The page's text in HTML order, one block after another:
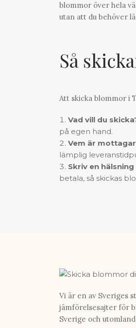
blommor över hela
utan att du behöver
Så
Att skicka blommor i
Vad vill du
på egen hand.
Vem är
lämplig
Skriv en hälsning
betala, så skickas
Vi är en av Sveriges
jämförelsesajter för
Sverige och